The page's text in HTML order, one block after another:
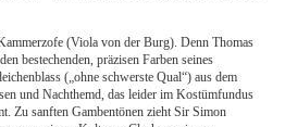
(Viola von der Burg). Denn Thomas
bestechenden, präzisen Farben seines
(„ohne schwerste Qual“) aus dem
und Nachthemd, das leider im Kostümfundus
Zu sanften Gambentönen zieht Sir Simon